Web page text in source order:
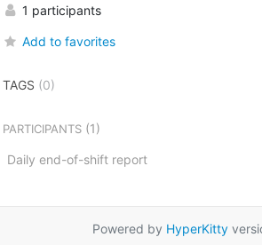
1 participants
Add to favorites
TAGS (0)
PARTICIPANTS(1)
Daily end-of-shift report
Powered by HyperKitty